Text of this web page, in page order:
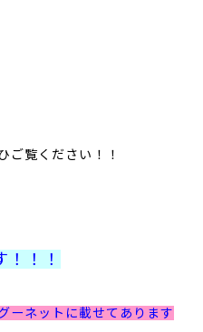
ご覧ください！！
！！
ーネットに載せてあります